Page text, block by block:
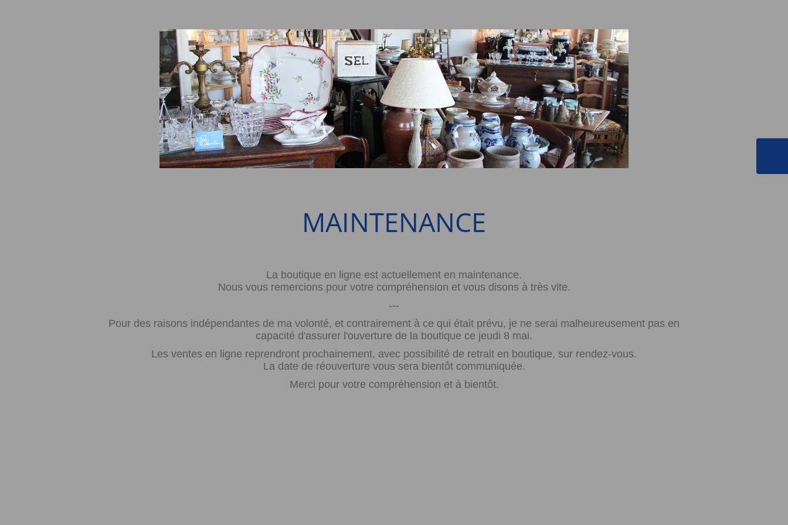
MAINTENANCE
La boutique en ligne est actuellement en maintenance.
Nous vous remercions pour votre compréhension et vous disons à très vite.
---
Pour des raisons indépendantes de ma volonté, et contrairement à ce qui était prévu, je ne serai malheureusement pas en
capacité d'assurer l'ouverture de la boutique ce jeudi 8 mai.
Les ventes en ligne reprendront prochainement, avec possibilité de retrait en boutique, sur rendez-vous.
La date de réouverture vous sera bientôt communiquée.
Merci pour votre compréhension et à bientôt.